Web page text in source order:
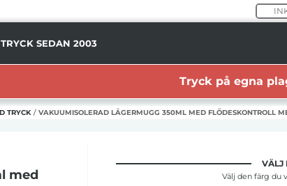
SEDAN 2003
Tryck på egna
TRYCK / VAKUUMISOLERAD LÄGERMUGG 350ML MED FLÖDESKONTROLL
med
VÄLJ
Välj den färg du